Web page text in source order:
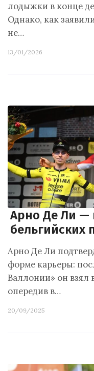
лодыжки в конце
Однако, как
не…
13/01/2026
Арно Де Ли —
бельгийских
Арно Де Ли
форме карьеры:
Валлонии» он взял
опередив в…
20/09/2025